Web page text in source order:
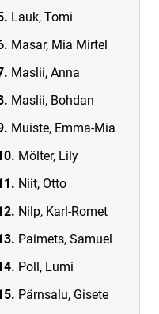
Lauk, Tomi
Masar, Mia Mirtel
Maslii, Anna
Maslii, Bohdan
Muiste, Emma-Mia
Mölter, Lily
Niit, Otto
Nilp, Karl-Romet
Paimets, Samuel
Poll, Lumi
Pärnsalu, Gisete